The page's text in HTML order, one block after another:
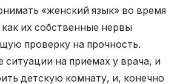
«женский язык» во время
их собственные нервы
проверку на прочность.
ситуации на приемах у врача, и
детскую комнату, и, конечно